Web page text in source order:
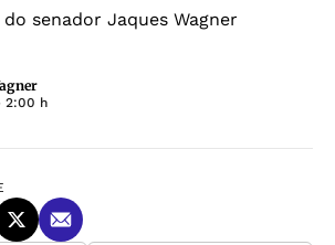
senador Jaques Wagner
2:00 h